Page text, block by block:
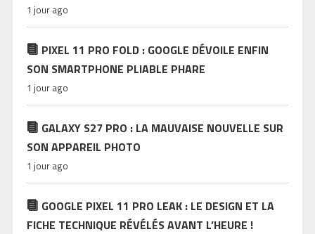
1 jour ago
PIXEL 11 PRO FOLD : GOOGLE DÉVOILE ENFIN
SON SMARTPHONE PLIABLE PHARE
1 jour ago
GALAXY S27 PRO : LA MAUVAISE NOUVELLE SUR
SON APPAREIL PHOTO
1 jour ago
GOOGLE PIXEL 11 PRO LEAK : LE DESIGN ET LA
FICHE TECHNIQUE RÉVÉLÉS AVANT L’HEURE !